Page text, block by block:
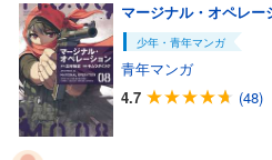
マージナル・オペレー
少年・青年マンガ
青年マンガ
4.7
(48)